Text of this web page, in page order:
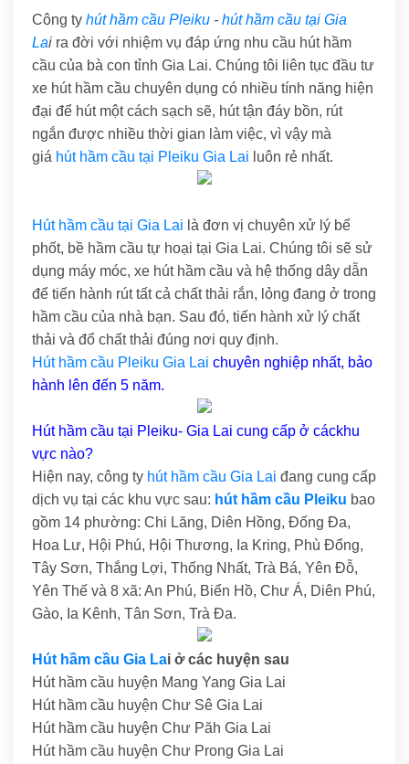
Công ty hút hầm cầu Pleiku - hút hầm cầu tại Gia
Lai ra đời với nhiệm vụ đáp ứng nhu cầu hút hầm
cầu của bà con tỉnh Gia Lai. Chúng tôi liên tục đầu tư
xe hút hầm cầu chuyên dụng có nhiều tính năng hiện
đại để hút một cách sạch sẽ, hút tận đáy bồn, rút
ngắn được nhiều thời gian làm việc, vì vậy mà
giá hút hầm cầu tại Pleiku Gia Lai luôn rẻ nhất.
Hút hầm cầu tại Gia Lai là đơn vị chuyên xử lý bể
phốt, bề hầm cầu tự hoại tại Gia Lai. Chúng tôi sẽ sử
dụng máy móc, xe hút hầm cầu và hệ thống dây dẫn
để tiến hành rút tất cả chất thải rắn, lỏng đang ở trong
hầm cầu của nhà bạn. Sau đó, tiến hành xử lý chất
thải và đổ chất thải đúng nơi quy định.
Hút hầm cầu Pleiku Gia Lai chuyên nghiệp nhất, bảo
hành lên đến 5 năm.
Hút hầm cầu tại Pleiku- Gia Lai cung cấp ở cáckhu
vực nào?
Hiện nay, công ty hút hầm cầu Gia Lai đang cung cấp
dịch vụ tại các khu vực sau: hút hầm cầu Pleiku bao
gồm 14 phường: Chi Lăng, Diên Hồng, Đống Đa,
Hoa Lư, Hội Phú, Hội Thương, Ia Kring, Phù Đổng,
Tây Sơn, Thắng Lợi, Thống Nhất, Trà Bá, Yên Đỗ,
Yên Thế và 8 xã: An Phú, Biển Hồ, Chư Á, Diên Phú,
Gào, Ia Kênh, Tân Sơn, Trà Đa.
Hút hầm cầu Gia Lai ở các huyện sau
Hút hầm cầu huyện Mang Yang Gia Lai
Hút hầm cầu huyện Chư Sê Gia Lai
Hút hầm cầu huyện Chư Păh Gia Lai
Hút hầm cầu huyện Chư Prong Gia Lai